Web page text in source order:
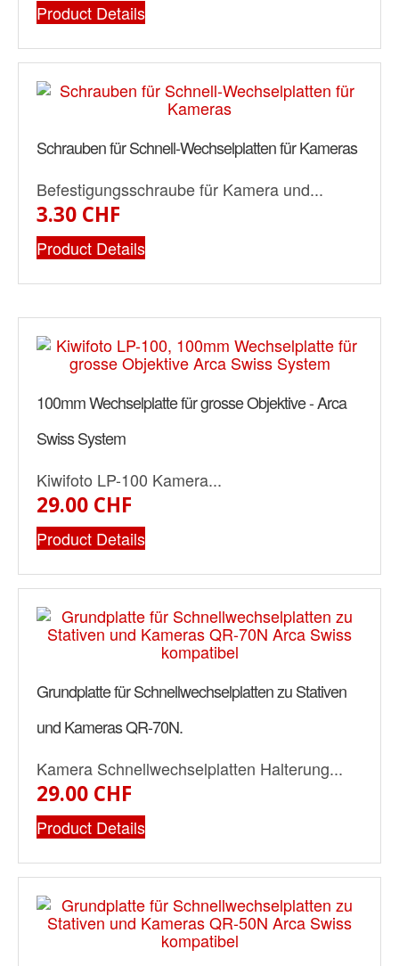
Product Details
Schrauben für Schnell-Wechselplatten für Kameras
Befestigungsschraube für Kamera und...
3.30 CHF
Product Details
100mm Wechselplatte für grosse Objektive - Arca
Swiss System
Kiwifoto LP-100 Kamera...
29.00 CHF
Product Details
Grundplatte für Schnellwechselplatten zu Stativen
und Kameras QR-70N.
Kamera Schnellwechselplatten Halterung...
29.00 CHF
Product Details